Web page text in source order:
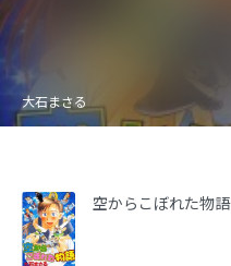
大石まさる
空からこぼれた物語